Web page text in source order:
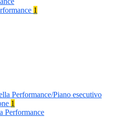
1
Performance/Piano esecutivo
1
Performance